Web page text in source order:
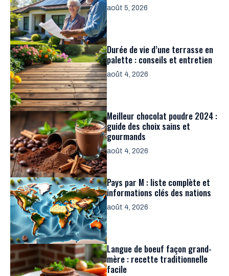
août 5, 2026
Durée de vie d’une terrasse en
palette : conseils et entretien
août 4, 2026
Meilleur chocolat poudre 2024 :
guide des choix sains et
gourmands
août 4, 2026
Pays par M : liste complète et
informations clés des nations
août 4, 2026
Langue de boeuf façon grand-
mère : recette traditionnelle
facile